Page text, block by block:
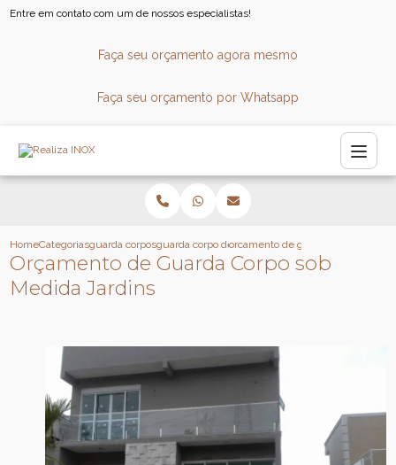
Entre em contato com um de nossos especialistas!
Faça seu orçamento agora mesmo
Faça seu orçamento por Whatsapp
HomeCategoriasguarda corposguarda corpo de vidroorcamento de guarda corpo sob
Orçamento de Guarda Corpo sob
Medida Jardins